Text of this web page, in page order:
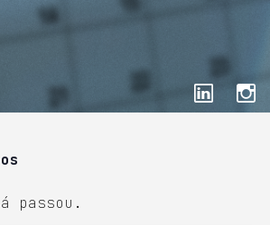
passou.